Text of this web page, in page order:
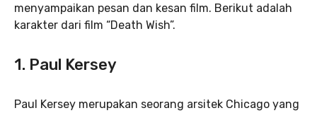
menyampaikan pesan dan kesan film. Berikut adalah
karakter dari film “Death Wish”.
1. Paul Kersey
Paul Kersey merupakan seorang arsitek Chicago yang